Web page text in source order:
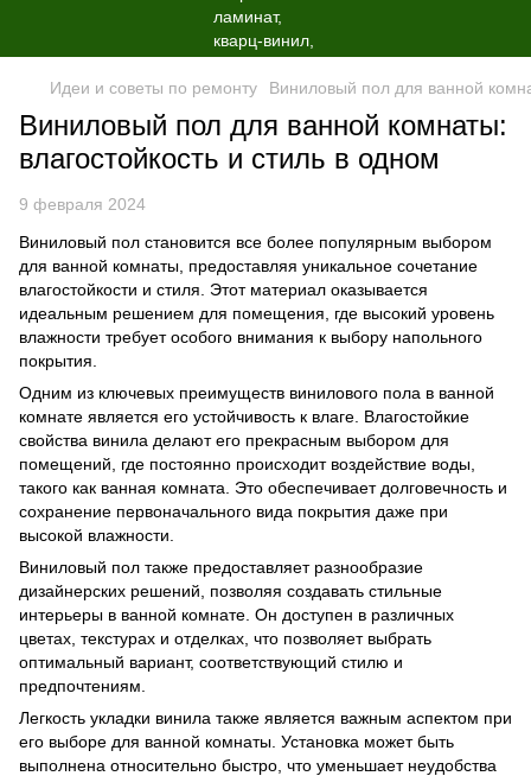
Идеи и советы по ремонту Виниловый пол для ванной
Виниловый пол для ванной комнаты:
влагостойкость и стиль в одном
9 февраля 2024
Виниловый пол становится все более популярным выбором
для ванной комнаты, предоставляя уникальное сочетание
влагостойкости и стиля. Этот материал оказывается
идеальным решением для помещения, где высокий уровень
влажности требует особого внимания к выбору напольного
покрытия.
Одним из ключевых преимуществ винилового пола в ванной
комнате является его устойчивость к влаге. Влагостойкие
свойства винила делают его прекрасным выбором для
помещений, где постоянно происходит воздействие воды,
такого как ванная комната. Это обеспечивает долговечность и
сохранение первоначального вида покрытия даже при
высокой влажности.
Виниловый пол также предоставляет разнообразие
дизайнерских решений, позволяя создавать стильные
интерьеры в ванной комнате. Он доступен в различных
цветах, текстурах и отделках, что позволяет выбрать
оптимальный вариант, соответствующий стилю и
предпочтениям.
Легкость укладки винила также является важным аспектом при
его выборе для ванной комнаты. Установка может быть
выполнена относительно быстро, что уменьшает неудобства